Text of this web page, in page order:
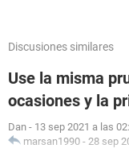
Discusiones similares
Use la misma
ocasiones y la
Dan - 13 sep 2021 a las
marsan1990 - 28 sep